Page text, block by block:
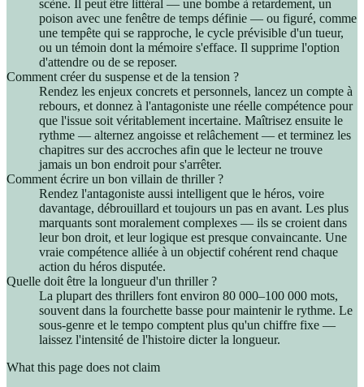
scène. Il peut être littéral — une bombe à retardement, un
poison avec une fenêtre de temps définie — ou figuré, comme
une tempête qui se rapproche, le cycle prévisible d'un tueur,
ou un témoin dont la mémoire s'efface. Il supprime l'option
d'attendre ou de se reposer.
Comment créer du suspense et de la tension ?
Rendez les enjeux concrets et personnels, lancez un compte à
rebours, et donnez à l'antagoniste une réelle compétence pour
que l'issue soit véritablement incertaine. Maîtrisez ensuite le
rythme — alternez angoisse et relâchement — et terminez les
chapitres sur des accroches afin que le lecteur ne trouve
jamais un bon endroit pour s'arrêter.
Comment écrire un bon villain de thriller ?
Rendez l'antagoniste aussi intelligent que le héros, voire
davantage, débrouillard et toujours un pas en avant. Les plus
marquants sont moralement complexes — ils se croient dans
leur bon droit, et leur logique est presque convaincante. Une
vraie compétence alliée à un objectif cohérent rend chaque
action du héros disputée.
Quelle doit être la longueur d'un thriller ?
La plupart des thrillers font environ 80 000–100 000 mots,
souvent dans la fourchette basse pour maintenir le rythme. Le
sous-genre et le tempo comptent plus qu'un chiffre fixe —
laissez l'intensité de l'histoire dicter la longueur.
What this page does not claim